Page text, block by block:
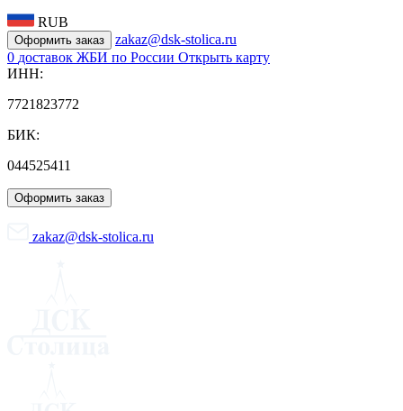
RUB
Оформить заказ
zakaz@dsk-stolica.ru
0 доставок ЖБИ по России Открыть карту
ИНН:
7721823772
БИК:
044525411
Оформить заказ
zakaz@dsk-stolica.ru